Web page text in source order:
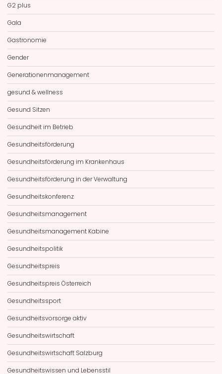
G2 plus
Gala
Gastronomie
Gender
Generationenmanagement
gesund & wellness
Gesund Sitzen
Gesundheit im Betrieb
Gesundheitsförderung
Gesundheitsförderung im Krankenhaus
Gesundheitsförderung in der Verwaltung
Gesundheitskonferenz
Gesundheitsmanagement
Gesundheitsmanagement Kabine
Gesundheitspolitik
Gesundheitspreis
Gesundheitspreis Österreich
Gesundheitssport
Gesundheitsvorsorge aktiv
Gesundheitswirtschaft
Gesundheitswirtschaft Salzburg
Gesundheitswissen und Lebensstil